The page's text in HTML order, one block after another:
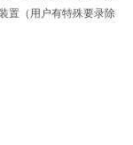
置（用户有特殊要录除